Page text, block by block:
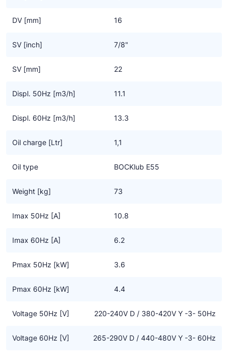
- Sterk verbeterd door optimalisatie van motor-efficiency,
Geschikt voor conventionele – of chloorvrije HFC
DV [mm] 16
SV [inch] 7/8"
SV [mm] 22
Displ. 50Hz [m3/h] 11.1
Displ. 60Hz [m3/h] 13.3
Oil charge [Ltr] 1,1
Oil type BOCKlub E55
Weight [kg] 73
Imax 50Hz [A] 10.8
Imax 60Hz [A] 6.2
Pmax 50Hz [kW] 3.6
Pmax 60Hz [kW] 4.4
Voltage 50Hz [V] 220-240V D / 380-420V Y -3- 50Hz
Voltage 60Hz [V] 265-290V D / 440-480V Y -3- 60Hz